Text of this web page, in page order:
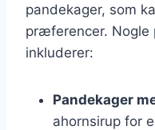
pandekager, som
præferencer.
inkluderer:
Pandekager
ahornsirup for